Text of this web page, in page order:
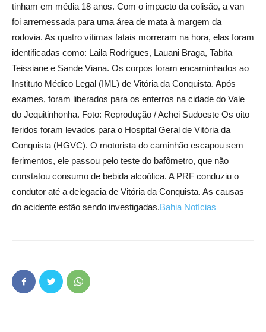
tinham em média 18 anos. Com o impacto da colisão, a van
foi arremessada para uma área de mata à margem da
rodovia. As quatro vítimas fatais morreram na hora, elas foram
identificadas como: Laila Rodrigues, Lauani Braga, Tabita
Teissiane e Sande Viana. Os corpos foram encaminhados ao
Instituto Médico Legal (IML) de Vitória da Conquista. Após
exames, foram liberados para os enterros na cidade do Vale
do Jequitinhonha. Foto: Reprodução / Achei Sudoeste Os oito
feridos foram levados para o Hospital Geral de Vitória da
Conquista (HGVC). O motorista do caminhão escapou sem
ferimentos, ele passou pelo teste do bafômetro, que não
constatou consumo de bebida alcoólica. A PRF conduziu o
condutor até a delegacia de Vitória da Conquista. As causas
do acidente estão sendo investigadas.Bahia Notícias